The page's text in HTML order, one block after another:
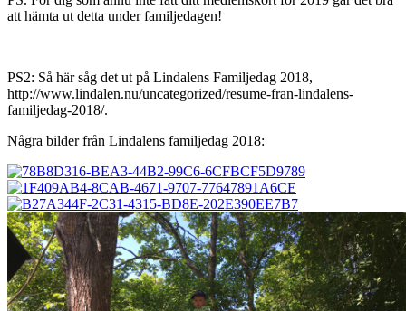
att hämta ut detta under familjedagen!
PS2: Så här såg det ut på Lindalens Familjedag 2018,
http://www.lindalen.nu/uncategorized/resume-fran-lindalens-
familjedag-2018/.
Några bilder från Lindalens familjedag 2018: